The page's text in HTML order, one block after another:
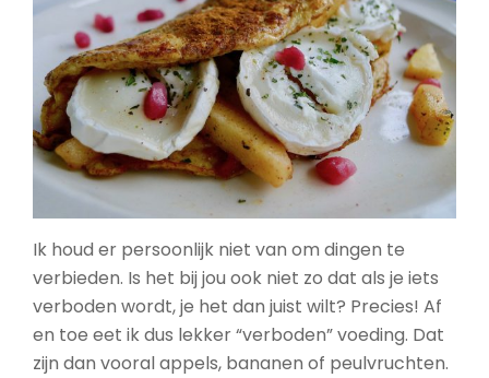
Ik houd er persoonlijk niet van om dingen te
verbieden. Is het bij jou ook niet zo dat als je iets
verboden wordt, je het dan juist wilt? Precies! Af
en toe eet ik dus lekker “verboden” voeding. Dat
zijn dan vooral appels, bananen of peulvruchten.